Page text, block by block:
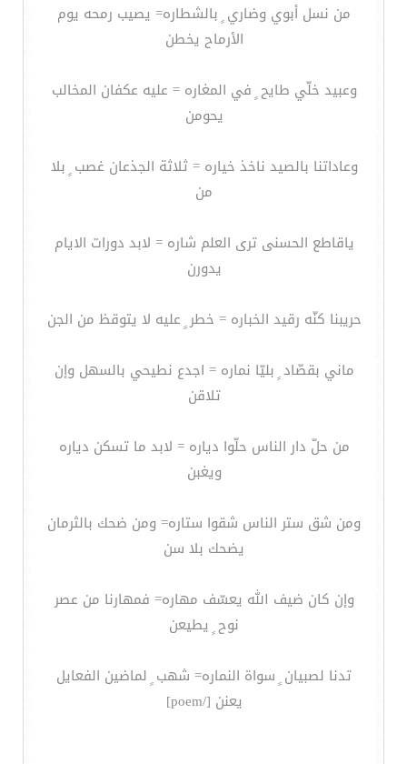
من نسل أبوي وضاري ٍ بالشطاره= يصيب رمحه يوم
الأرماح يخطن
وعبيد خلّي طايح ٍ في المغاره = عليه عكفان المخالب
يحومن
وعاداتنا بالصيد ناخذ خياره = ثلاثة الجذعان غصب ٍ بلا
من
ياقاطع الحسنى ترى العلم شاره = لابد دورات الايام
يدورن
حريبنا كنّه رقيد الخباره = خطر ٍ عليه لا يتوقظ من الجن
ماني بقصّاد ٍ بليّا نماره = اجدع نطيحي بالسهل وإن
تلاقن
من حلّ دار الناس حلّوا دياره = لابد ما تسكن دياره
ويغبن
ومن شق ستر الناس شقوا ستاره= ومن ضحك بالثرمان
يضحك بلا سن
وإن كان ضيف الله يعسّف مهاره= فمهارنا من عصر
نوح ٍ يطيعن
تدنا لصبيان ٍ سواة النماره= شهب ٍ لماضين الفعايل
يعنن [/poem]